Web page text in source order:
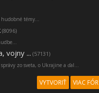
témy...
(8096)
vojny ... (57131)
zo sveta, o Ukrajine a ďal...
VYTVORIŤ VIAC FÓR